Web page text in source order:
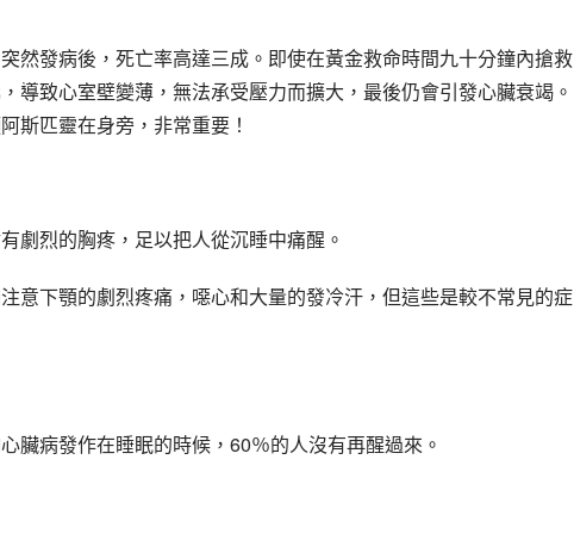
然發病後，死亡率高達三成。即使在黃金救命時間九十分鐘內搶救
導致心室壁變薄，無法承受壓力而擴大，最後仍會引發心臟衰竭。
斯匹靈在身旁，非常重要！
劇烈的胸疼，足以把人從沉睡中痛醒。
意下顎的劇烈疼痛，噁心和大量的發冷汗，但這些是較不常見的症
臟病發作在睡眠的時候，60％的人沒有再醒過來。